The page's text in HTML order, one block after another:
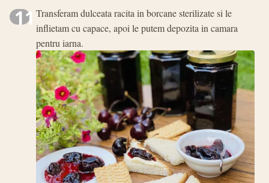
11 Transferam dulceata racita in borcane sterilizate si le
inflietam cu capace, apoi le putem depozita in camara
pentru iarna.